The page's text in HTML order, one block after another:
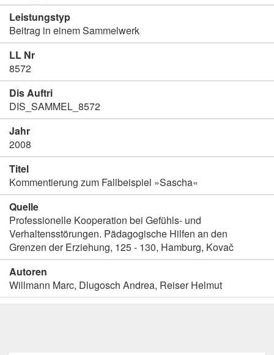
Leistungstyp
Beitrag in einem Sammelwerk
LL Nr
8572
Dis Auftri
DIS_SAMMEL_8572
Jahr
2008
Titel
Kommentierung zum Fallbeispiel »Sascha«
Quelle
Professionelle Kooperation bei Gefühls- und
Verhaltensstörungen. Pädagogische Hilfen an den
Grenzen der Erziehung, 125 - 130, Hamburg, Kovač
Autoren
Willmann Marc, Dlugosch Andrea, Reiser Helmut